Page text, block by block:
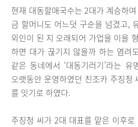
현재 대동할매국수는 2대가 계승하
금 할머니도 어느덧 구순을 넘겼고,
외인이 된 지 오래되어 가업을 이을
하면 대가 끊기지 않을까 하는 염려
같은 동네에서 ‘대동기러기’라는
오랫동안 운영하였던 친조카 주징청
를 잇기로 하였다.
주징청 씨가 2대 대표를 맡은 이후